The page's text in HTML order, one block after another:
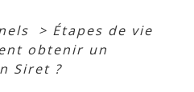
> Étapes de vie
obtenir un
Siret ?